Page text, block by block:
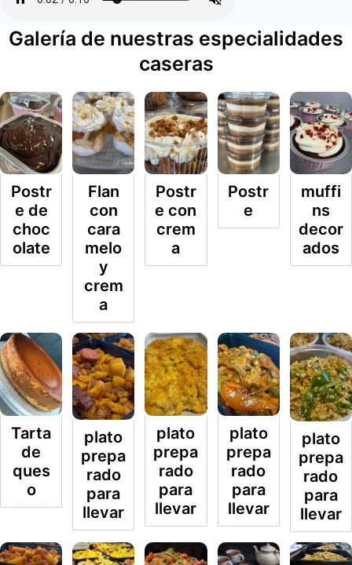
Galería de nuestras especialidades
caseras
Postr
e de
choc
olate
Flan
con
cara
melo
y
crem
a
Postr
e con
crem
a
Postr
e
muffi
ns
decor
ados
Tarta
de
ques
o
plato
prepa
rado
para
llevar
plato
prepa
rado
para
llevar
plato
prepa
rado
para
llevar
plato
prepa
rado
para
llevar